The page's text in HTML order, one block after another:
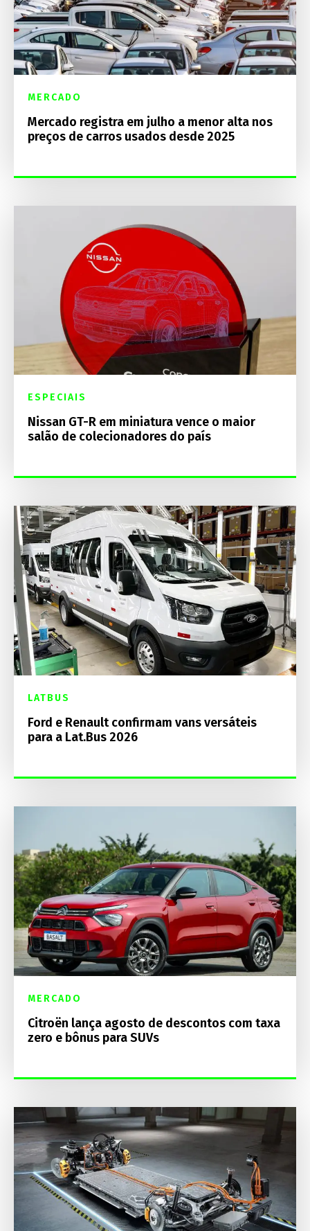
MERCADO
Mercado registra em julho a menor alta nos
preços de carros usados desde 2025
ESPECIAIS
Nissan GT-R em miniatura vence o maior
salão de colecionadores do país
LATBUS
Ford e Renault confirmam vans versáteis
para a Lat.Bus 2026
MERCADO
Citroën lança agosto de descontos com taxa
zero e bônus para SUVs